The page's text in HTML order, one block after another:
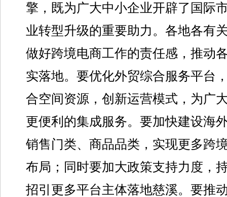
擎，既为广大中小企业开辟了国际
业转型升级的重要助力。各地各有
做好跨境电商工作的责任感，推动
实落地。要优化外贸综合服务平台
合空间资源，创新运营模式，为广
更便利的集成服务。要加快建设海
销售门类、商品品类，实现更多跨
布局；同时要加大政策支持力度，
招引更多平台主体落地慈溪。要推